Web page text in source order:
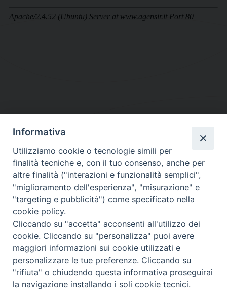
DIOCESI SUBURBICARIA DI ALBANO
Contatti:Tel.: 06.93268401 - Fax.: 06.9323844
E-mail:curia@diocesidialbano.it
Orari: dal Lunedì al Venerdì Ore: 9:00 - 13:00
Lunedì, Mercoledì e Venerdì, Ore 9:30 - 12:30
Diocesi Suburbicaria di Albano
Copyright © 2021
Informativa
Utilizziamo cookie o tecnologie simili per
finalità tecniche e, con il tuo consenso, anche per
altre finalità ("interazioni e funzionalità semplici",
"miglioramento dell'esperienza", "misurazione" e
"targeting e pubblicità") come specificato nella
cookie policy.
Cliccando su "accetta" acconsenti all'utilizzo dei
cookie. Cliccando su "personalizza" puoi avere
maggiori informazioni sui cookie utilizzati e
personalizzare le tue preferenze. Cliccando su
"rifiuta" o chiudendo questa informativa proseguirai
la navigazione installando i soli cookie tecnici.